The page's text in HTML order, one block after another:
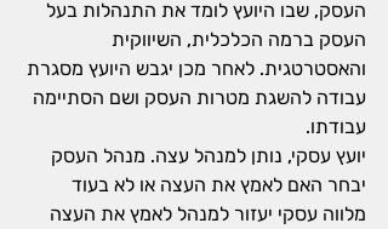
העסק, שבו היועץ לומד את התנהלות בעל
העסק ברמה הכלכלית, השיווקית
והאסטרטגית. לאחר מכן יגבש היועץ מסגרת
עבודה להשגת מטרות העסק ושם הסתיימה
עבודתו.
יועץ עסקי, נותן למנהל עצה. מנהל העסק
יבחר האם לאמץ את העצה או לא בעוד
מלווה עסקי יעזור למנהל לאמץ את העצה